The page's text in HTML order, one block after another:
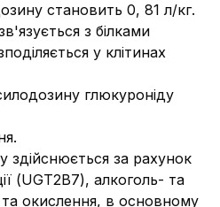
становить 0, 81 л/кг.
з білками
у клітинах
глюкуроніду
здійснюється за рахунок
(UGT2B7), алкоголь- та
та окислення, в основному